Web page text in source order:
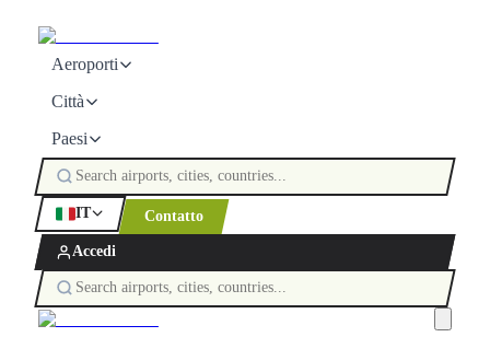
Aeroporti
Città
Paesi
IT Contatto
Accedi